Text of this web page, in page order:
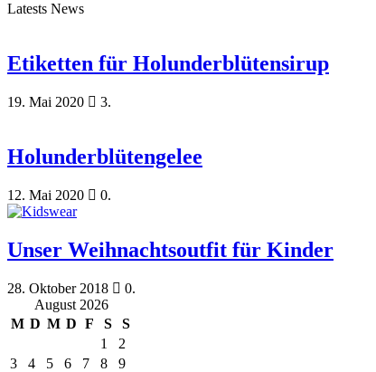
Latests News
Etiketten für Holunderblütensirup
19. Mai 2020 3.
Holunderblütengelee
12. Mai 2020 0.
Unser Weihnachtsoutfit für Kinder
28. Oktober 2018
0.
August 2026
M D M D F S
S
1
2
3
4 5 6 7 8
9